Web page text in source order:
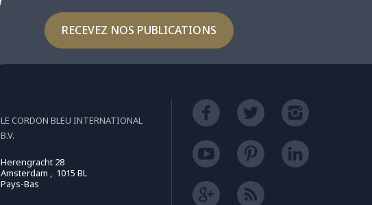
RECEVEZ NOS PUBLICATIONS
LE CORDON BLEU INTERNATIONAL
B.V.
Herengracht 28
Amsterdam , 1015 BL
Pays-Bas